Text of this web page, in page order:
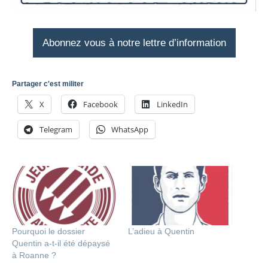
Abonnez vous à notre lettre d’information
Partager c'est militer
X Facebook LinkedIn
Telegram WhatsApp
Pourquoi le dossier
Quentin a-t-il été dépaysé
à Roanne ?
L’adieu à Quentin